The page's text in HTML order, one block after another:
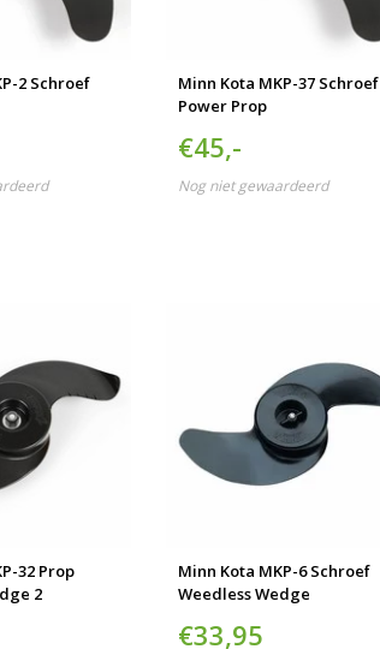
2 Schroef
Minn Kota MKP-37 Schroef
Power Prop
€45,-
Nog niet gewaardeerd
32 Prop
2
Minn Kota MKP-6 Schroef
Weedless Wedge
€33,95